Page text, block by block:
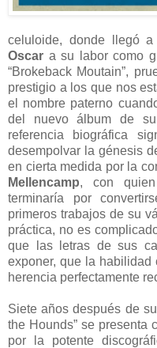
celuloide, donde llegó
Oscar a su labor como
“Brokeback Moutain”,
prestigio a los que nos
el nombre paterno
del nuevo álbum de
referencia biográfica
desempolvar la génesis
en cierta medida por la
Mellencamp, con
terminaría por
primeros trabajos de su
práctica, no es
que las letras de sus
exponer, que la
herencia perfectamente
Siete años después de
the Hounds” se presenta
por la potente